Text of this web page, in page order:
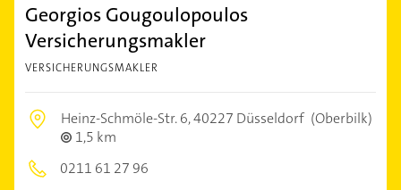
Georgios Gougoulopoulos
Versicherungsmakler
VERSICHERUNGSMAKLER
Heinz-Schmöle-Str. 6,40227 Düsseldorf (Oberbilk)
1,5 km
0211 61 27 96